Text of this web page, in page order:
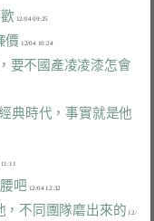
價 12/04 10:24
要不國產凌凌漆怎會
典時代，事實就是他
吧
，不同團隊磨出來的 12/